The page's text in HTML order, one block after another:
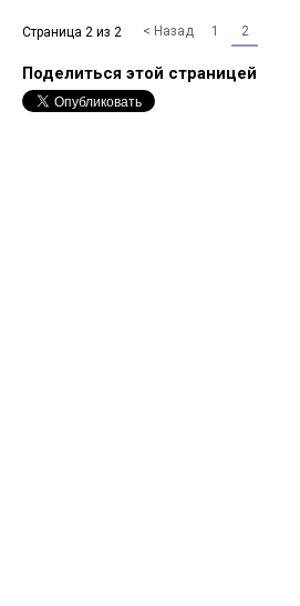
Страница 2 из 2 < Назад 1 2
Поделиться этой страницей